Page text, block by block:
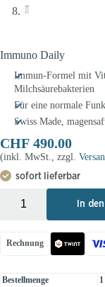
Immuno Daily
Immun-Formel mit
Milchsäurebakterien
Für eine normale
Swiss Made,
CHF 490.00
(inkl. MwSt., zzgl.
sofort lieferbar
In
Rechnung
Bestellmenge 1